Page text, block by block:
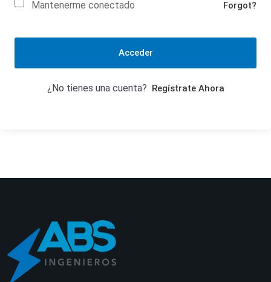
Mantenerme conectado Forgot?
Acceder
¿No tienes una cuenta? Regístrate Ahora